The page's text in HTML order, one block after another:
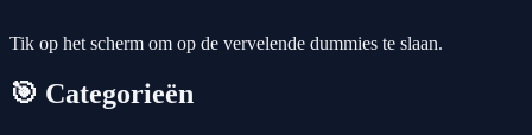
Tik op het scherm om op de vervelende dummies te slaan.
🎯 Categorieën